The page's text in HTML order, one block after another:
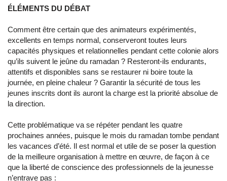
ÉLÉMENTS DU DÉBAT
Comment être certain que des animateurs expérimentés,
excellents en temps normal, conserveront toutes leurs
capacités physiques et relationnelles pendant cette colonie alors
qu’ils suivent le jeûne du ramadan ? Resteront-ils endurants,
attentifs et disponibles sans se restaurer ni boire toute la
journée, en pleine chaleur ? Garantir la sécurité de tous les
jeunes inscrits dont ils auront la charge est la priorité absolue de
la direction.
Cette problématique va se répéter pendant les quatre
prochaines années, puisque le mois du ramadan tombe pendant
les vacances d’été. Il est normal et utile de se poser la question
de la meilleure organisation à mettre en œuvre, de façon à ce
que la liberté de conscience des professionnels de la jeunesse
n’entrave pas :